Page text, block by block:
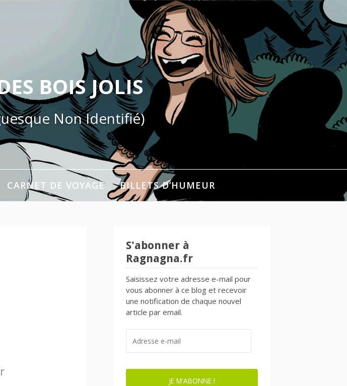
BOIS JOLIS
Non Identifié)
CARNET DE VOYAGE BILLETS D’HUMEUR
S'abonner à
Ragnagna.fr
Saisissez votre adresse e-mail pour
vous abonner à ce blog et recevoir
une notification de chaque nouvel
article par email.
MAIL
JE M'ABONNE !